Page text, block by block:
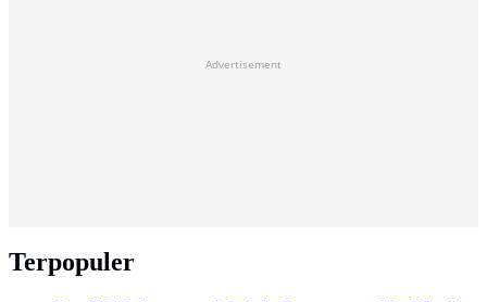
Advertisement
Terpopuler